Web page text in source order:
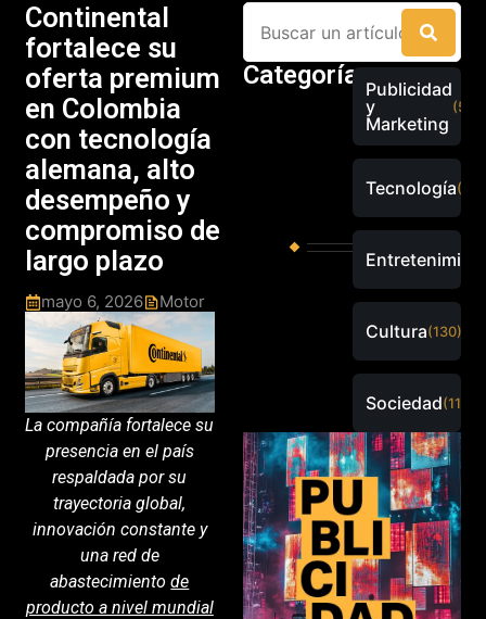
Continental
fortalece su
oferta premium
en Colombia
con tecnología
alemana, alto
desempeño y
compromiso de
largo plazo
mayo 6, 2026 Motor
La compañía fortalece su
presencia en el país
respaldada por su
trayectoria global,
innovación constante y
una red de
abastecimientode
producto a nivel mundial
CategoríasPublicidad
y
Marketing
Tecnología
Cultura(130)
Sociedad(115)